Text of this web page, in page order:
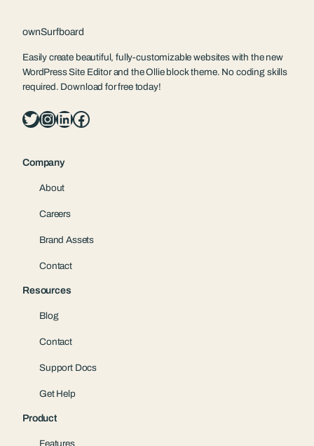
ownSurfboard
Easily create beautiful, fully-customizable websites with the new
WordPress Site Editor and the Ollie block theme. No coding skills
required. Download for free today!
Twitter InstagramLinkedIn Facebook
Company
About
Careers
Brand Assets
Contact
Resources
Blog
Contact
Support Docs
Get Help
Product
Features